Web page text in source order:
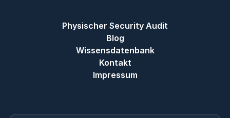
Physischer Security Audit
Blog
Wissensdatenbank
Kontakt
Impressum